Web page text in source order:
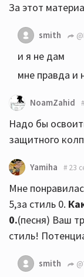
За этот
smith
и я не дам
мне правда и
NoamZahid
Надо бы
защитного
Yamiha 23
Мне
5,за стиль 0.
0.(песня) Ваш
стиль!
smith